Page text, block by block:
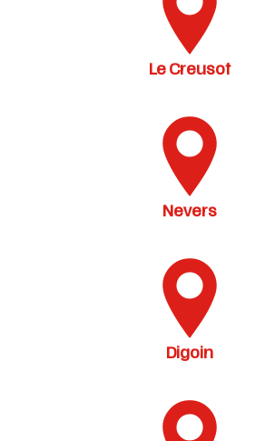
Le Creusot
Nevers
Digoin